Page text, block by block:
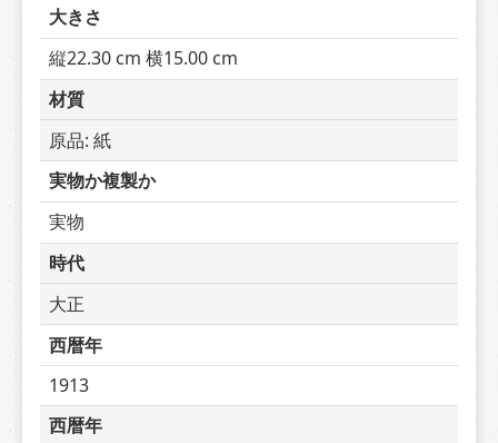
大きさ
縦22.30 cm 横15.00 cm
材質
原品: 紙
実物か複製か
実物
時代
大正
西暦年
1913
西暦年